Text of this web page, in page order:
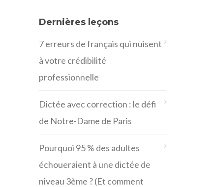
Dernières leçons
7 erreurs de français qui nuisent
à votre crédibilité
professionnelle
Dictée avec correction : le défi
de Notre-Dame de Paris
Pourquoi 95 % des adultes
échoueraient à une dictée de
niveau 3ème ? (Et comment